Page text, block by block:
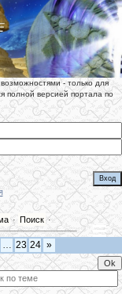
- только для
полной версией портала по
· Поиск·
… 23 24 »